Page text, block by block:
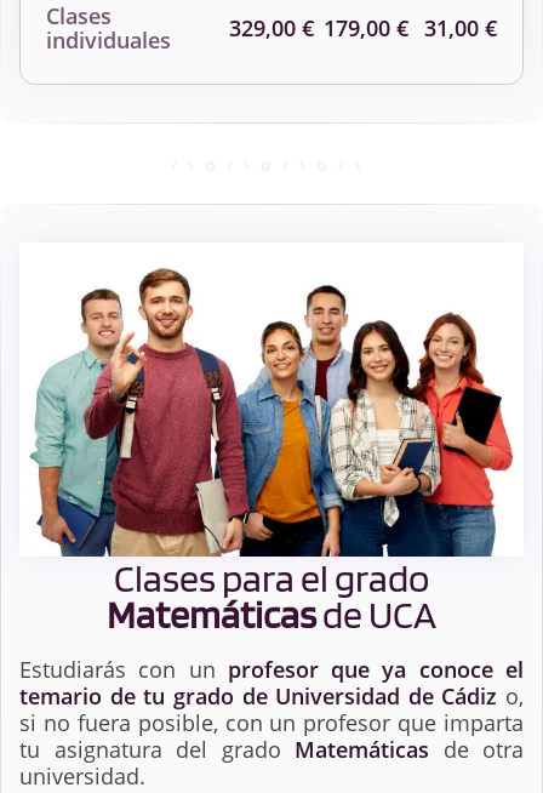
Clases
individuales
329,00 € 179,00 € 31,00 €
Clases para el grado
Matemáticasde UCA
Estudiarás con un profesor que ya conoce el
temario de tu grado de Universidad de Cádiz o,
si no fuera posible, con un profesor que imparta
tu asignatura del grado Matemáticas de otra
universidad.